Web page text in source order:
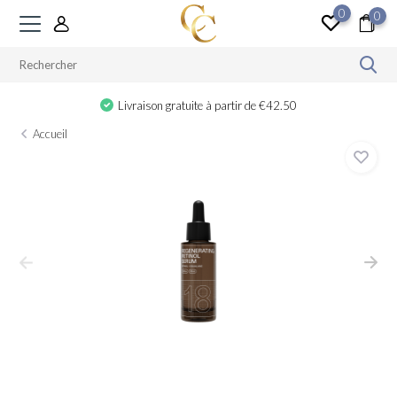
0 0
Cadeau à partir de €100
Accueil